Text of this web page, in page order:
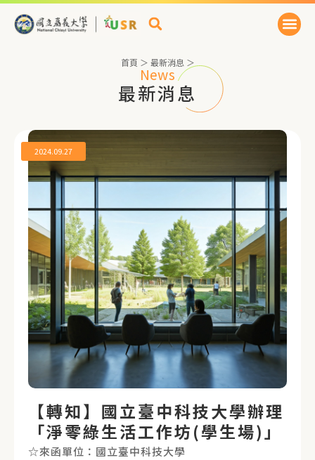
News
最新消息
首頁 ＞ 最新消息 ＞
2024.09.27
【轉知】國立臺中科技大學辦理
「淨零綠生活工作坊(學生場)」
☆來函單位：國立臺中科技大學